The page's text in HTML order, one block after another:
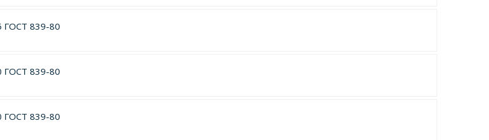
ГОСТ 839-80
ГОСТ 839-80
ГОСТ 839-80